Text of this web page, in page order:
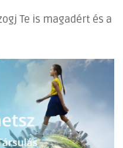
Te is magadért és a